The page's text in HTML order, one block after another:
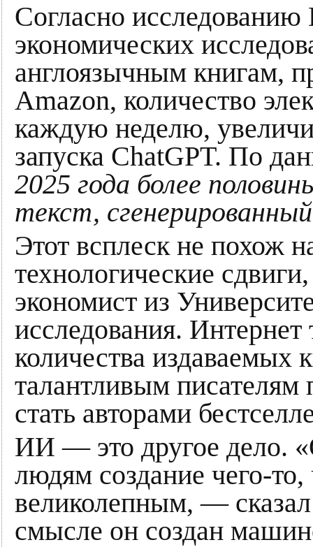
Согласно
экономических
англоязычным книгам,
Amazon, количество
каждую неделю,
запуска ChatGPT. По
2025 года более
текст,
Этот всплеск не похож
технологические
экономист из
исследования.
количества издаваемых
талантливым писателям
стать авторами
ИИ — это другое дело.
людям создание чего-то,
великолепным, —
смысле он создан